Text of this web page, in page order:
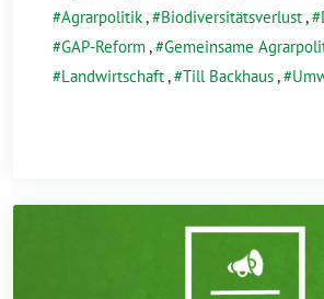
Agrarpolitik, Biodiversitätsverlust,
GAP-Reform, Gemeinsame
Landwirtschaft, Till Backhaus,